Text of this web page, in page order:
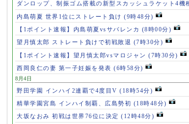
ダンロップ、制振ゴム搭載の新型スカッシュラケット4機
内島萌夏 世界1位にストレート負け (9時48分)
【1ポイント速報】内島萌夏vsサバレンカ (8時00分)
望月慎太郎 ストレート負けで初戦敗退 (7時30分)
【1ポイント速報】望月慎太郎vsマロジャン (7時30分)
西岡良仁の妻 第一子妊娠を発表 (6時58分)
8月4日
野田学園 インハイ2連覇で4度目V (18時54分)
精華学園宮島 インハイ制覇、広島勢初 (18時48分)
大坂なおみ 初戦は世界76位に決定 (12時48分)